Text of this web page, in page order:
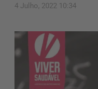
4 Julho, 2022 10:34